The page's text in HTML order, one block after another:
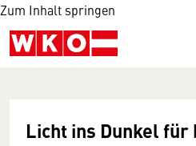
Zum Inhalt springen
Licht ins Dunkel